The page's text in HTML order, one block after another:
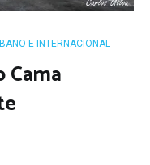
E INTERNACIONAL
Cama